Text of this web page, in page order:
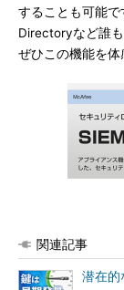
することも可能
Directoryなど誰
ぜひこの機能を体
関連記事
潜在的